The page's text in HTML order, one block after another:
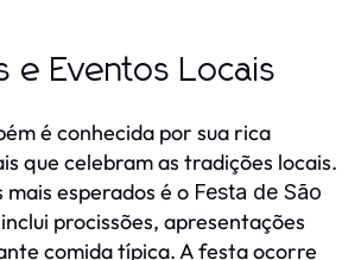
e Eventos Locais
é conhecida por sua rica
que celebram as tradições locais.
mais esperados é o Festa de São
procissões, apresentações
comida típica. A festa ocorre